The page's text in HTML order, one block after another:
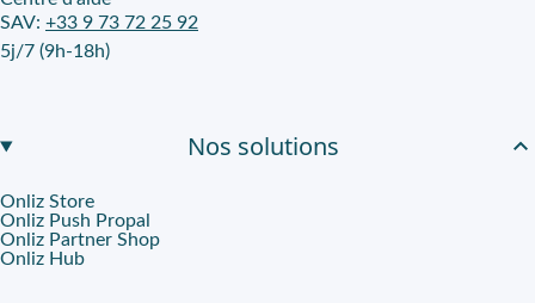
SAV: +33 9 73 72 25 92
5j/7 (9h-18h)
Nos solutions
Onliz Store
Onliz Push Propal
Onliz Partner Shop
Onliz Hub